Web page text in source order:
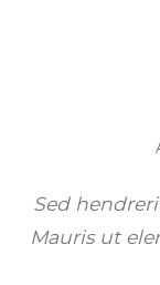
Sed
Mauris ut